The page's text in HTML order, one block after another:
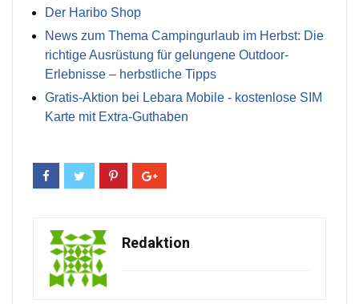
Der Haribo Shop
News zum Thema Campingurlaub im Herbst: Die
richtige Ausrüstung für gelungene Outdoor-
Erlebnisse – herbstliche Tipps
Gratis-Aktion bei Lebara Mobile - kostenlose SIM
Karte mit Extra-Guthaben
Redaktion